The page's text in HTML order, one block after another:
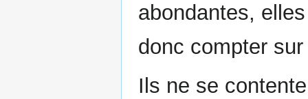
abondantes,
donc compter
Ils ne se